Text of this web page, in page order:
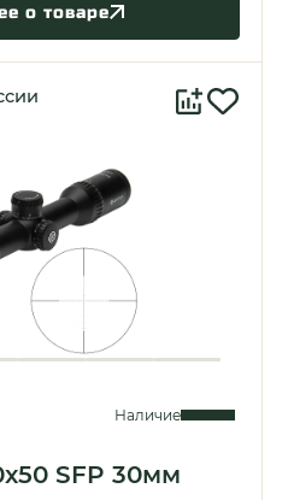
о товаре
Наличие
SFP 30мм